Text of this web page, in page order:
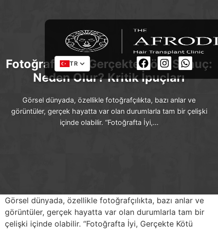
TR
Fotoğrafta İyi, Gerçekte Kötü Sonuç:
Neden Olur? Kritik İpuçları
Görsel dünyada, özellikle fotoğrafçılıkta, bazı anlar ve
görüntüler, gerçek hayatta var olan durumlarla tam bir çelişki
içinde olabilir. “Fotoğrafta İyi,…
Görsel dünyada, özellikle fotoğrafçılıkta, bazı anlar ve
görüntüler, gerçek hayatta var olan durumlarla tam bir
çelişki içinde olabilir. “Fotoğrafta İyi, Gerçekte Kötü